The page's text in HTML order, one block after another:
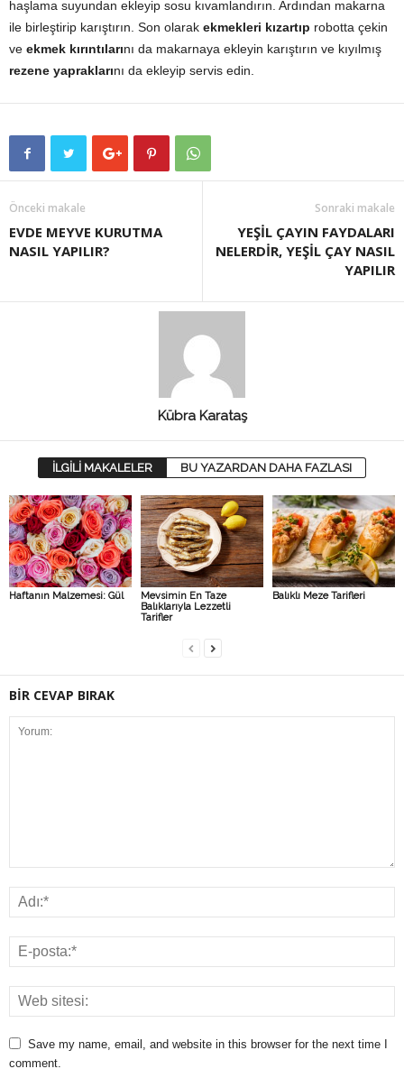
haşlama suyundan ekleyip sosu kıvamlandırın. Ardından makarna
ile birleştirip karıştırın. Son olarak ekmekleri kızartıp robotta çekin
ve ekmek kırıntılarını da makarnaya ekleyin karıştırın ve kıyılmış
rezene yapraklarını da ekleyip servis edin.
Önceki makale
EVDE MEYVE KURUTMA
NASIL YAPILIR?
Sonraki makale
YEŞİL ÇAYIN FAYDALARI
NELERDİR, YEŞİL ÇAY NASIL
YAPILIR
Kübra Karataş
İLGİLİ MAKALELER BU YAZARDAN DAHA FAZLASI
Haftanın Malzemesi: Gül
Mevsimin En Taze
Balıklarıyla Lezzetli
Tarifler
Balıklı Meze Tarifleri
BİR CEVAP BIRAK
Save my name, email, and website in this browser for the next time I
comment.